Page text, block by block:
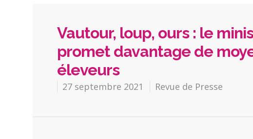
Vautour, loup, ours : le
promet davantage de
éleveurs
27 septembre 2021 Revue de Presse